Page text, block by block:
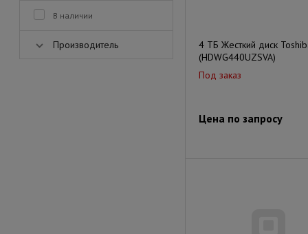
В наличии
Производитель
4 ТБ Жесткий диск
(HDWG440UZSVA)
Под заказ
Цена по запросу